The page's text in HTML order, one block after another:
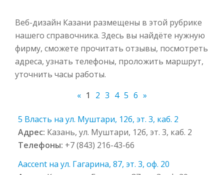
Веб-дизайн Казани размещены в этой рубрике
нашего справочника. Здесь вы найдёте нужную
фирму, сможете прочитать отзывы, посмотреть
адреса, узнать телефоны, проложить маршрут,
уточнить часы работы.
« 1 2 3 4 5 6 »
5 Власть на ул. Муштари, 12б, эт. 3, каб. 2
Адрес: Казань, ул. Муштари, 12б, эт. 3, каб. 2
Телефоны: +7 (843) 216-43-66
Aaccent на ул. Гагарина, 87, эт. 3, оф. 20